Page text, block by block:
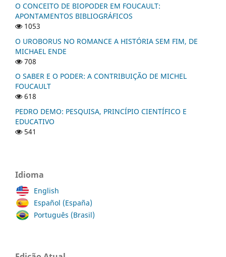
O CONCEITO DE BIOPODER EM FOUCAULT:
APONTAMENTOS BIBLIOGRÁFICOS
1053
O UROBORUS NO ROMANCE A HISTÓRIA SEM FIM, DE
MICHAEL ENDE
708
O SABER E O PODER: A CONTRIBUIÇÃO DE MICHEL
FOUCAULT
618
PEDRO DEMO: PESQUISA, PRINCÍPIO CIENTÍFICO E
EDUCATIVO
541
Idioma
English
Español (España)
Português (Brasil)